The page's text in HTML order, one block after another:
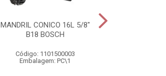
MANDRIL CONICO 16L 5/8"
B18 BOSCH
Código: 1101500003
Embalagem: PC\1